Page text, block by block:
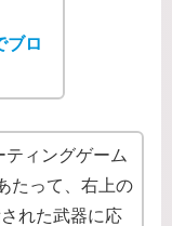
ブロ
ティングゲーム
たって、右上の
れた武器に応